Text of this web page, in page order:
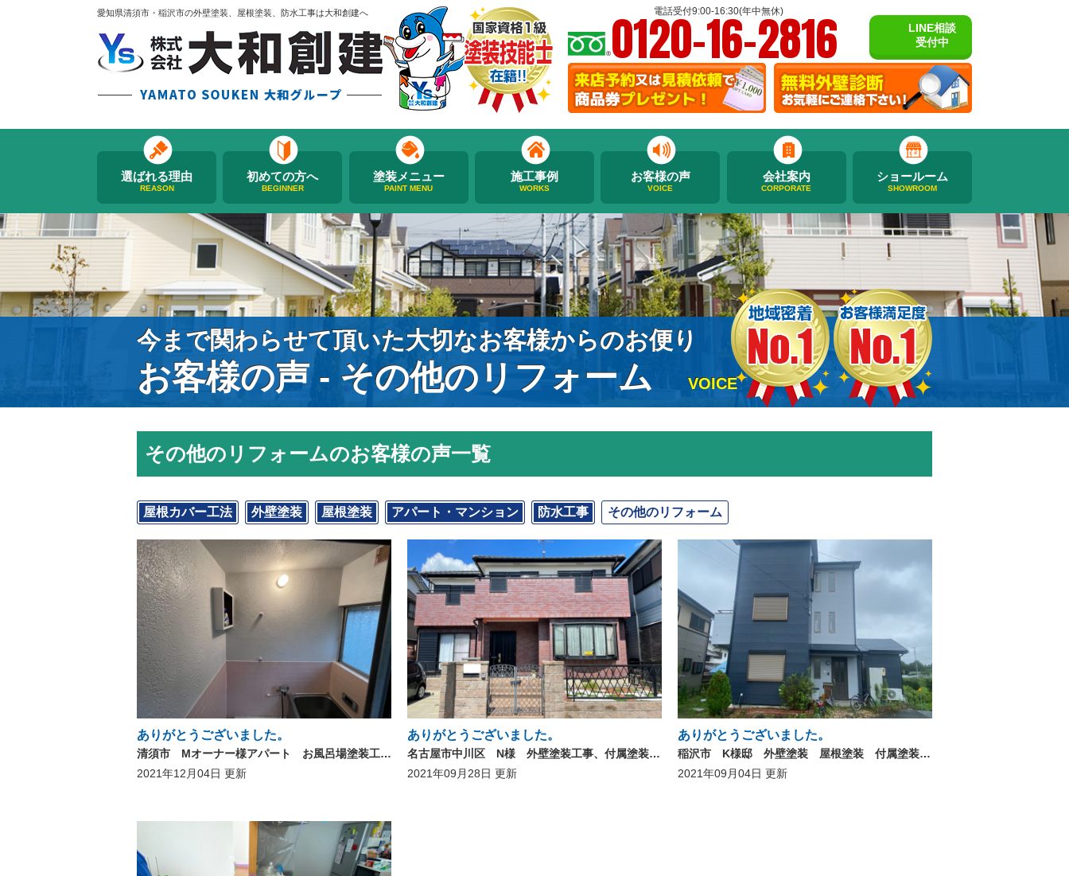
愛知県清須市・稲沢市の外壁塗装、屋根塗装、防水工事は大和創建へ 電話受付9:00-16:30(年中無休)
0120-16-2816
LINE相談
受付中
選ばれる理由
REASON
初めての方へ
BEGINNER
塗装メニュー
PAINT MENU
施工事例
WORKS
お客様の声
VOICE
会社案内
CORPORATE
ショールーム
SHOWROOM
今まで関わらせて頂いた大切なお客様からのお便り
お客様の声 - その他のリフォーム VOICE
その他のリフォームのお客様の声一覧
屋根カバー工法 外壁塗装 屋根塗装 アパート・マンション 防水工事 その他のリフォーム
ありがとうございました。
清須市 Mオーナー様アパート お風呂場塗装工事 点検口取り付け工事 お風呂場塗装工事 点検口取り付け工事
2021年12月04日 更新
ありがとうございました。
名古屋市中川区 N様 外壁塗装工事、付属塗装工事、シーリング工事、防水トップコート工事、シロアリ予防工事 外壁塗装工事、付属塗装工事、シーリング工事、防水トップコート工事、シロアリ予防工事
2021年09月28日 更新
ありがとうございました。
稲沢市 K様邸 外壁塗装 屋根塗装 付属塗装 シーリング工事 駐車場工事 外壁塗装工事、屋根塗装工事 付属塗装 シーリング工事 駐車場工事
2021年09月04日 更新